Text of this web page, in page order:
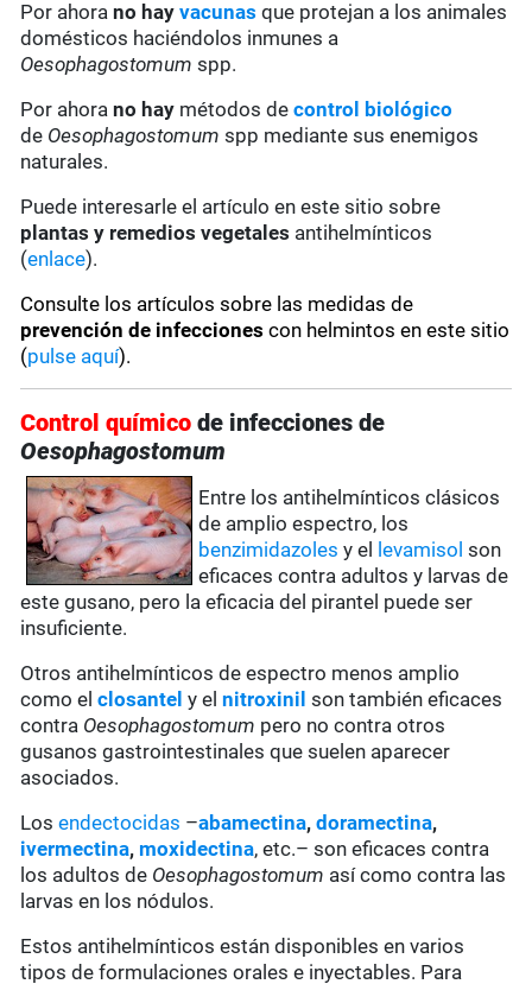
Por ahorano hayvacunas que protejan a los animales
domésticos haciéndolos inmunes a
Oesophagostomum spp.
Por ahorano hay métodos decontrol biológico
de Oesophagostomumspp mediante sus enemigos
naturales.
Puede interesarle el artículo en este sitio sobre
plantas y remedios vegetales antihelmínticos
(enlace).
Consulte los artículos sobre las medidas de
prevención de infecciones con helmintos en este sitio
(pulse aquí).
Control químicode infecciones de
Oesophagostomum
Entre los antihelmínticos clásicos
de amplio espectro, los
benzimidazoles y el levamisol son
eficaces contra adultos y larvas de
este gusano, pero la eficacia del pirantel puede ser
insuficiente.
Otros antihelmínticos de espectro menos amplio
como elclosantel y el nitroxinil son también eficaces
contra Oesophagostomum pero no contra otros
gusanos gastrointestinales que suelen aparecer
asociados.
Losendectocidas –abamectina,doramectina,
ivermectina, moxidectina, etc.– son eficaces contra
los adultos de Oesophagostomum así como contra las
larvas en los nódulos.
Estos antihelmínticos están disponibles en varios
tipos de formulaciones orales e inyectables. Para